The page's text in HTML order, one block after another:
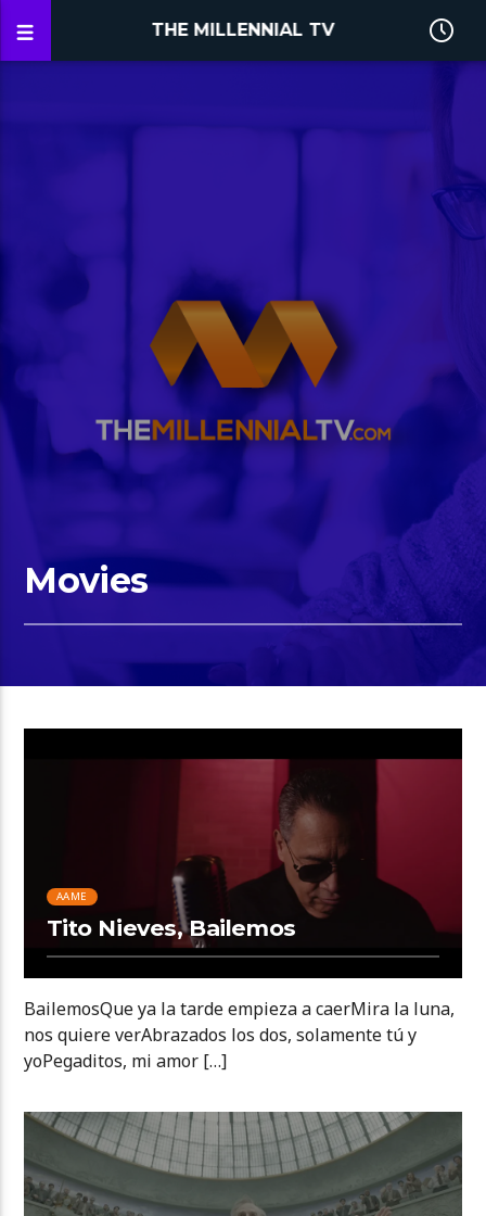
THE MILLENNIAL TV
Movies
AAME
Tito Nieves, Bailemos
BailemosQue ya la tarde empieza a caerMira la luna,
nos quiere verAbrazados los dos, solamente tú y
yoPegaditos, mi amor […]